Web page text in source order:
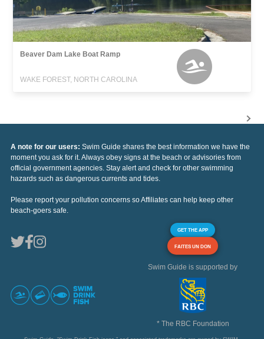
Beaver Dam Lake Boat Ramp
WAKE FOREST, NORTH CAROLINA
A note for our users: Swim Guide shares the best information we have the
moment you ask for it. Always obey signs at the beach or advisories from
official government agencies. Stay alert and check for other swimming
hazards such as dangerous currents and tides.
Please report your pollution concerns so Affiliates can help keep other
beach-goers safe.
GET THE APP
FAITES UN DON
Swim Guide is supported by
* The RBC Foundation